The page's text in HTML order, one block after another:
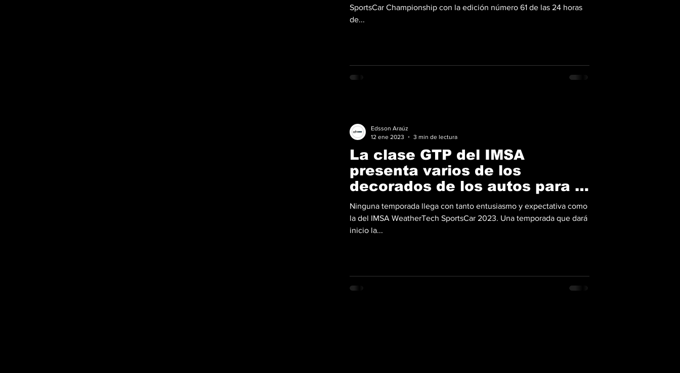
SportsCar Championship con la edición número 61 de las 24 horas
de...
La clase GTP del IMSA
presenta varios de los
decorados de los autos para la
temporada 2023
Ninguna temporada llega con tanto entusiasmo y expectativa como
la del IMSA WeatherTech SportsCar 2023. Una temporada que dará
inicio la...
Edsson Araúz
12 ene 2023
3 min de lectura